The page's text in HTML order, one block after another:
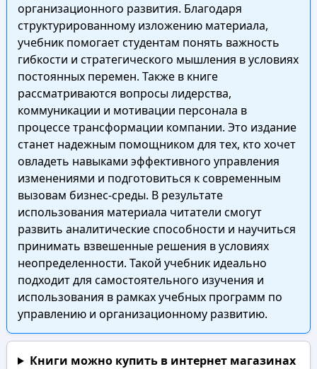
организационного развития. Благодаря
структурированному изложению материала,
учебник помогает студентам понять важность
гибкости и стратегического мышления в условиях
постоянных перемен. Также в книге
рассматриваются вопросы лидерства,
коммуникации и мотивации персонала в
процессе трансформации компании. Это издание
станет надежным помощником для тех, кто хочет
овладеть навыками эффективного управления
изменениями и подготовиться к современным
вызовам бизнес-среды. В результате
использования материала читатели смогут
развить аналитические способности и научиться
принимать взвешенные решения в условиях
неопределенности. Такой учебник идеально
подходит для самостоятельного изучения и
использования в рамках учебных программ по
управлению и организационному развитию.
Книги можно купить в интернет магазинах